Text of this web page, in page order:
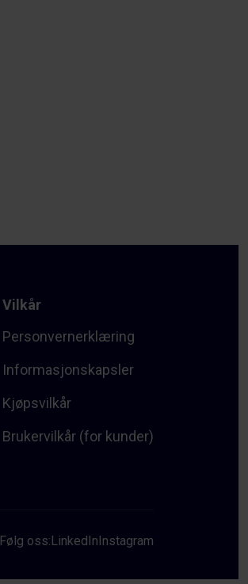
Vilkår
Personvernerklæring
Informasjonskapsler
Kjøpsvilkår
Brukervilkår (for kunder)
Følg oss:LinkedInInstagram